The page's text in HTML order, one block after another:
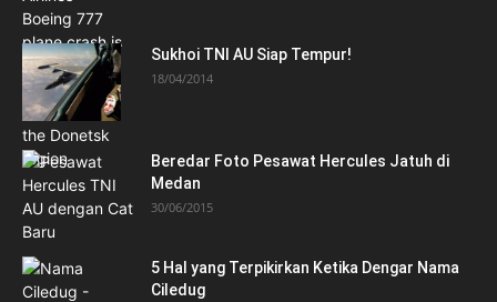
Sukhoi TNI AU Siap Tempur!
18/04/2014
Beredar Foto Pesawat Hercules Jatuh di
Medan
30/06/2015
5 Hal yang Terpikirkan Ketika Dengar Nama
Ciledug